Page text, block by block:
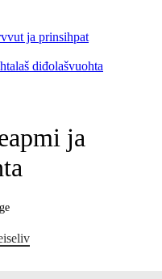
ja prinsihpat
diđolašvuohta
ja